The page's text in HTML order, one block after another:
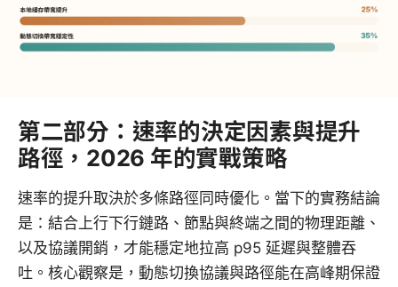
第二部分：速率的決定因素與提升
路徑，2026 年的實戰策略
速率的提升取決於多條路徑同時優化。當下的實務結論
是：結合上行下行鏈路、節點與終端之間的物理距離、
以及協議開銷，才能穩定地拉高 p95 延遲與整體吞
吐。核心觀察是，動態切換協議與路徑能在高峰期保證